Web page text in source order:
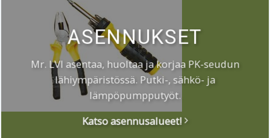
ASENNUKSET
Mr. LVI asentaa, huoltaa ja korjaa PK-seudun
lähiympäristössä. Putki-, sähkö- ja
lämpöpumpputyöt.
Katso asennusalueet!